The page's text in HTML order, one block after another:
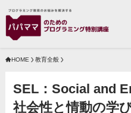
HOME 教育全般
SEL：Social and
社会性と情動の学